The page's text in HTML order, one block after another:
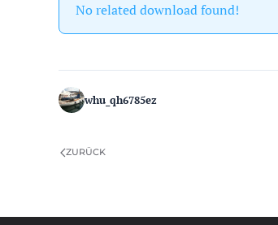
No related download found!
whu_qh6785ez
ZURÜCK